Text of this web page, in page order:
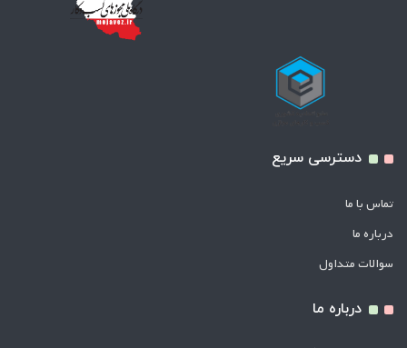
دسترسی سریع
تماس با ما
درباره ما
سوالات متداول
درباره ما